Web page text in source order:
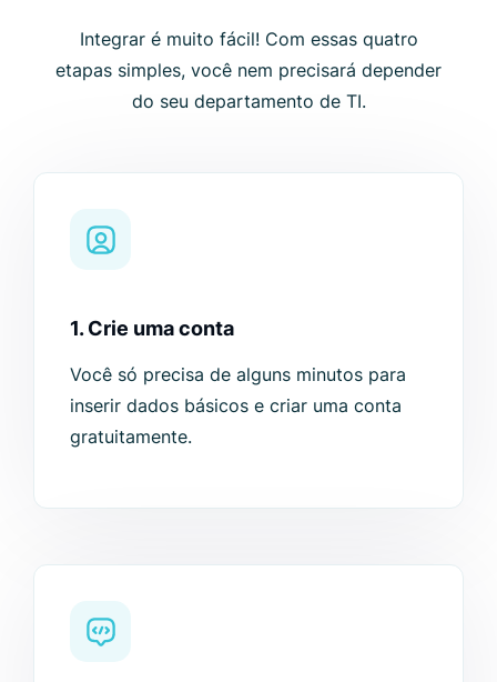
Integrar é muito fácil! Com essas quatro
etapas simples, você nem precisará depender
do seu departamento de TI.
1. Crie uma conta
Você só precisa de alguns minutos para
inserir dados básicos e criar uma conta
gratuitamente.